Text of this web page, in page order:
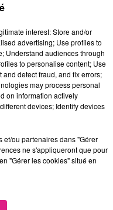
interest: Store and/or
advertising; Use profiles to
Understand audiences through
to personalise content; Use
detect fraud, and fix errors;
may process personal
on information actively
devices; Identify devices
et/ou partenaires dans "Gérer
ne s'appliqueront que pour
"Gérer les cookies" situé en